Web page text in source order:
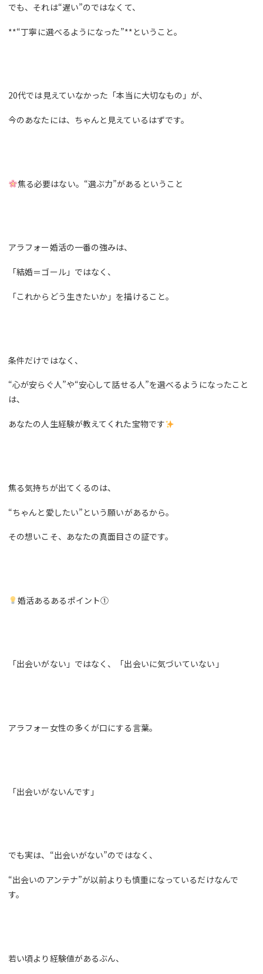
でも、それは“遅い”のではなくて、
**“丁寧に選べるようになった”**ということ。
20代では見えていなかった「本当に大切なもの」が、
今のあなたには、ちゃんと見えているはずです。
焦る必要はない。“選ぶ力”があるということ
アラフォー婚活の一番の強みは、
「結婚＝ゴール」ではなく、
「これからどう生きたいか」を描けること。
条件だけではなく、
“心が安らぐ人”や“安心して話せる人”を選べるようになったこと
は、
あなたの人生経験が教えてくれた宝物です
焦る気持ちが出てくるのは、
“ちゃんと愛したい”という願いがあるから。
その想いこそ、あなたの真面目さの証です。
婚活あるあるポイント①
「出会いがない」ではなく、「出会いに気づいていない」
アラフォー女性の多くが口にする言葉。
「出会いがないんです」
でも実は、“出会いがない”のではなく、
“出会いのアンテナ”が以前よりも慎重になっているだけなんで
す。
若い頃より経験値があるぶん、